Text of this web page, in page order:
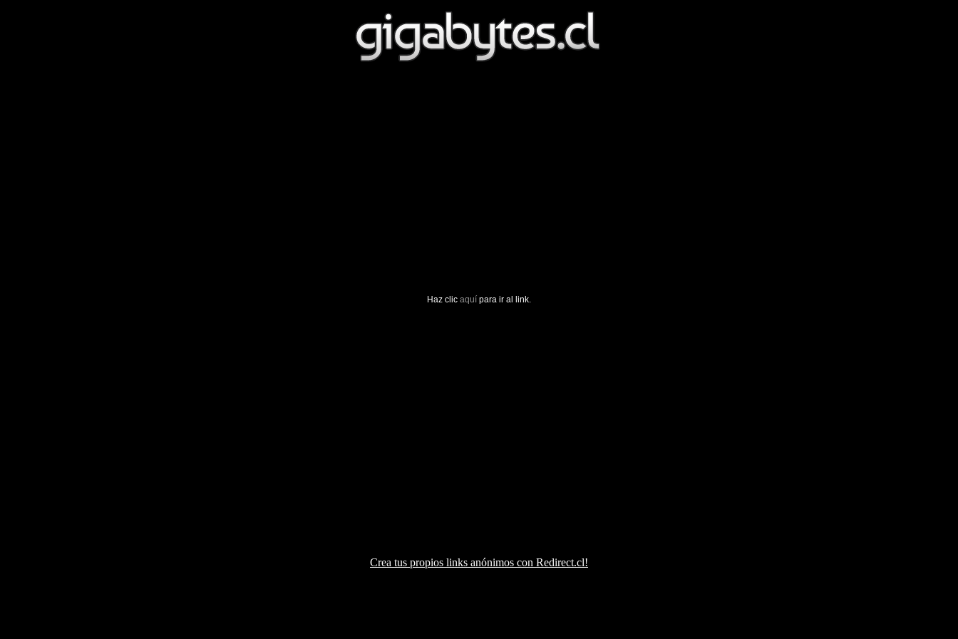
Haz clic aquí para ir al link.
Crea tus propios links anónimos con Redirect.cl!